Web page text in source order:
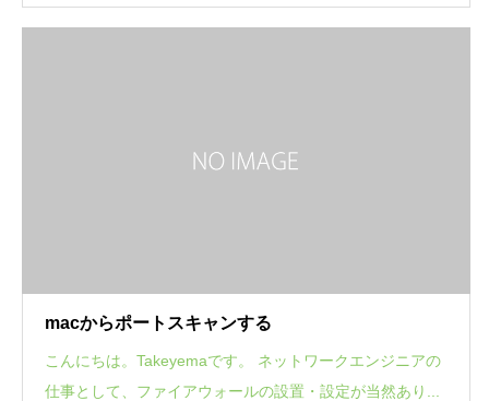
macからポートスキャンする
こんにちは。Takeyemaです。 ネットワークエンジニアの
仕事として、ファイアウォールの設置・設定が当然あり...